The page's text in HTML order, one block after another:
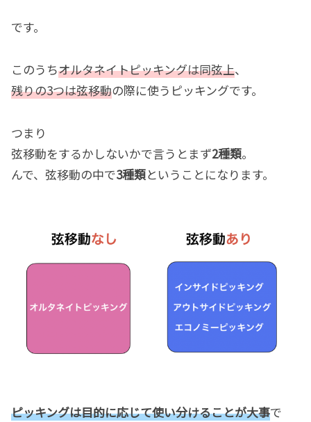
です。
このうちオルタネイトピッキングは同弦上、
残りの3つは弦移動の際に使うピッキングです。
つまり
弦移動をするかしないかで言うとまず2種類。
んで、弦移動の中で3種類ということになります。
ピッキングは目的に応じて使い分けることが大事で